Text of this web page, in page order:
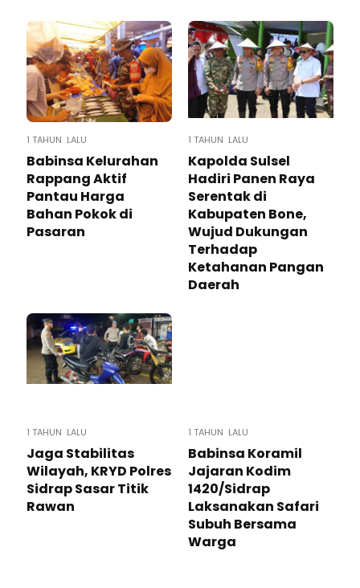
1 TAHUN LALU
Babinsa Kelurahan
Rappang Aktif
Pantau Harga
Bahan Pokok di
Pasaran
1 TAHUN LALU
Kapolda Sulsel
Hadiri Panen Raya
Serentak di
Kabupaten Bone,
Wujud Dukungan
Terhadap
Ketahanan Pangan
Daerah
1 TAHUN LALU
Jaga Stabilitas
Wilayah, KRYD Polres
Sidrap Sasar Titik
Rawan
1 TAHUN LALU
Babinsa Koramil
Jajaran Kodim
1420/Sidrap
Laksanakan Safari
Subuh Bersama
Warga